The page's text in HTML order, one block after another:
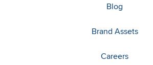
Blog
Brand Assets
Careers